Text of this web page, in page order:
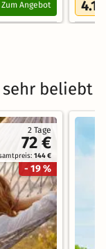
Zum Angebot 4.1
sehr beliebt
2 Tage
72 €
144 €
- 19 %